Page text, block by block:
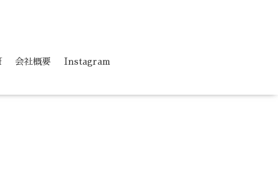
会社概要
Instagram